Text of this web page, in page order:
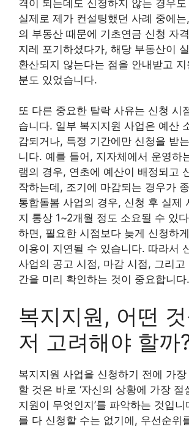
격이 되는데도 신청하지 않는 경우
실제로 제가 컨설팅했던 사례 중에
의 부동산 때문에 기초연금 신청 자
지레 포기하셨다가, 해당 부동산이
환산되지 않는다는 점을 안내받고
분도 있었습니다.
또 다른 중요한 탈락 사유는 신청 시
습니다. 일부 복지지원 사업은 예산
감되거나, 특정 기간에만 신청을 받
니다. 예를 들어, 지자체에서 운영하
램의 경우, 연초에 예산이 배정되고
작하는데, 조기에 마감되는 경우가
통합돌봄 사업의 경우, 신청 후 실제
지 통상 1~2개월 정도 소요될 수 있
하면, 필요한 시점보다 늦게 신청하
이용이 지연될 수 있습니다. 따라서
사업의 공고 시점, 마감 시점, 그리고
간을 미리 확인하는 것이 중요합니다.
복지지원, 어떤
저 고려해야 할까
복지지원 사업을 신청하기 전에 가
할 것은 바로 ‘자신의 상황에 가장 절
지원이 무엇인지’를 파악하는 것입
를 다 신청할 수는 없기에, 우선순위